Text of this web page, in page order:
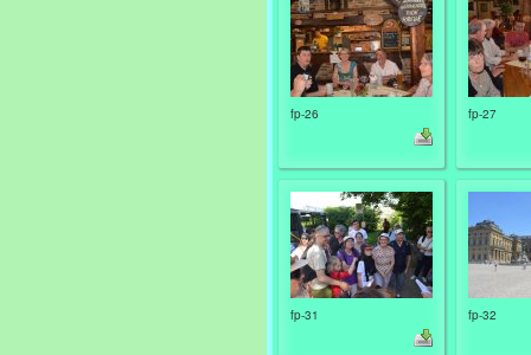
fp-26 fp-27
fp-31 fp-32